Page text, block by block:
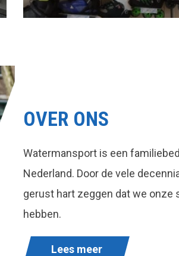
OVER ONS
Watermansport is een
Nederland. Door de vele
gerust hart zeggen dat we onze
hebben.
Lees meer